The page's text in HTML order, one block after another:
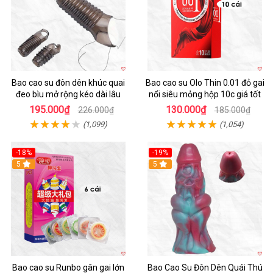
Bao cao su đôn dên khúc quai
đeo bìu mở rộng kéo dài lâu
195.000₫ 226.000₫
(1,099)
Bao cao su Olo Thin 0.01 đỏ gai
nổi siêu mỏng hộp 10c giá tốt
130.000₫ 185.000₫
(1,054)
-18%
Hot
5
Bao cao su Runbo gân gai lớn
-19%
5
Bao Cao Su Đôn Dên Quái Thú